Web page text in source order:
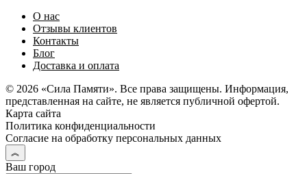
О нас
Отзывы клиентов
Контакты
Блог
Доставка и оплата
© 2026 «Сила Памяти». Все права защищены. Информация,
представленная на сайте, не является публичной офертой.
Карта сайта
Политика конфиденциальности
Согласие на обработку персональных данных
Ваш город